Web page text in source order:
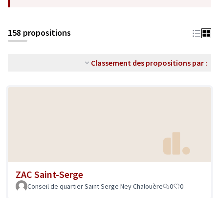
158 propositions
Classement des propositions par :
ZAC Saint-Serge
Conseil de quartier Saint Serge Ney Chalouère 0 0